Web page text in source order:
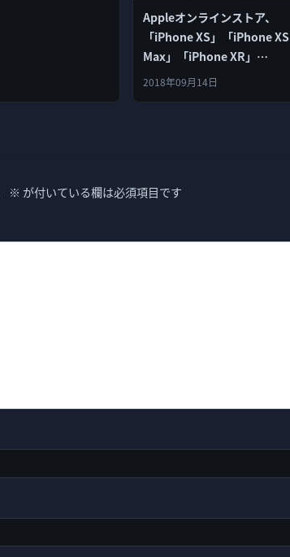
Appleオンラインストア、
「iPhone XS」「iPhone XS
Max」「iPhone XR」
「Apple Watch Series 4」
2018年09月14日
※ が付いている欄は必須項目です